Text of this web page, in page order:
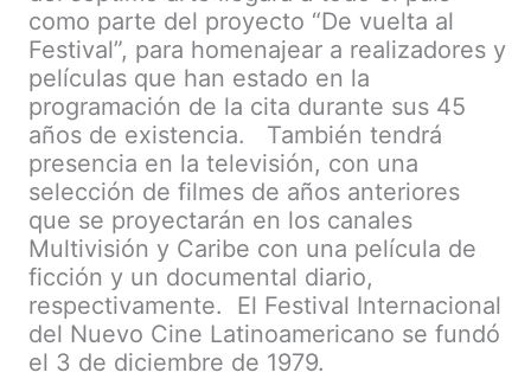
como parte del proyecto “De vuelta al
Festival”, para homenajear a realizadores y
películas que han estado en la
programación de la cita durante sus 45
años de existencia. También tendrá
presencia en la televisión, con una
selección de filmes de años anteriores
que se proyectarán en los canales
Multivisión y Caribe con una película de
ficción y un documental diario,
respectivamente. El Festival Internacional
del Nuevo Cine Latinoamericano se fundó
el 3 de diciembre de 1979.